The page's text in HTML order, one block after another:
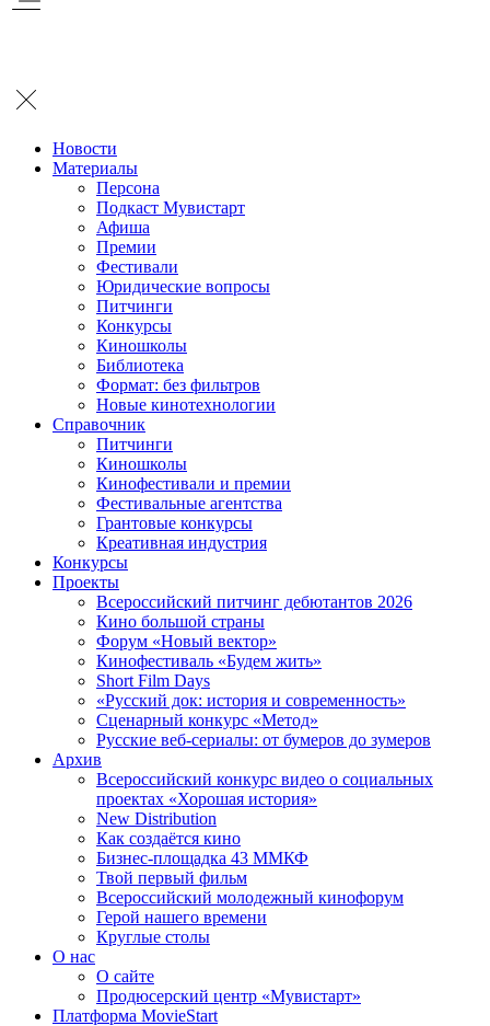
Новости
Материалы
Персона
Подкаст Мувистарт
Афиша
Премии
Фестивали
Юридические вопросы
Питчинги
Конкурсы
Киношколы
Библиотека
Формат: без фильтров
Новые кинотехнологии
Справочник
Питчинги
Киношколы
Кинофестивали и премии
Фестивальные агентства
Грантовые конкурсы
Креативная индустрия
Конкурсы
Проекты
Всероссийский питчинг дебютантов 2026
Кино большой страны
Форум «Новый вектор»
Кинофестиваль «Будем жить»
Short Film Days
«Русский док: история и современность»
Сценарный конкурс «Метод»
Русские веб-сериалы: от бумеров до зумеров
Архив
Всероссийский конкурс видео о социальных
проектах «Хорошая история»
New Distribution
Как создаётся кино
Бизнес-площадка 43 ММКФ
Твой первый фильм
Всероссийский молодежный кинофорум
Герой нашего времени
Круглые столы
О нас
О сайте
Продюсерский центр «Мувистарт»
Платформа MovieStart